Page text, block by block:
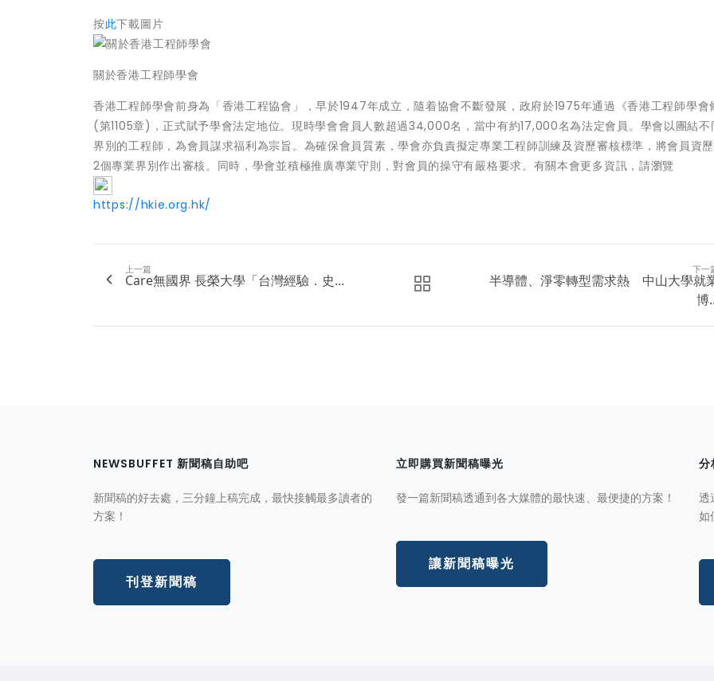
按此下載圖片
關於香港工程師學會
香港工程師學會前身為「香港工程協會」，早於1947年成立，隨着協會不斷發展，政府於1975年通過《香港工程師學會
(第1105章)，正式賦予學會法定地位。現時學會會員人數超過34,000名，當中有約17,000名為法定會員。學會以團結不
界別的工程師，為會員謀求福利為宗旨。為確保會員質素，學會亦負責擬定專業工程師訓練及資歷審核標準，將會員資
2個專業界別作出審核。同時，學會並積極推廣專業守則，對會員的操守有嚴格要求。有關本會更多資訊，請瀏覽
https://hkie.org.hk/
上一篇
Care無國界 長榮大學「台灣經驗．史...
下一
半導體、淨零轉型需求熱 中山大學就
博
NEWSBUFFET 新聞稿自助吧
新聞稿的好去處，三分鐘上稿完成，最快接觸最多讀者的
方案！
刊登新聞稿
立即購買新聞稿曝光
發一篇新聞稿透通到各大媒體的最快速、最便捷的方案！
讓新聞稿曝光
分
透
如